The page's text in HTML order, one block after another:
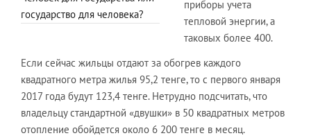
государство для человека?
приборы учета
тепловой энергии, а
таковых более 400.
Если сейчас жильцы отдают за обогрев каждого
квадратного метра жилья 95,2 тенге, то с первого января
2017 года будут 123,4 тенге. Нетрудно подсчитать, что
владельцу стандартной «двушки» в 50 квадратных метров
отопление обойдется около 6 200 тенге в месяц.